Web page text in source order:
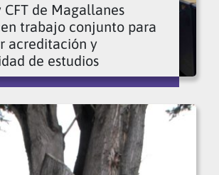
CFT de Magallanes
trabajo conjunto para
acreditación y
de estudios